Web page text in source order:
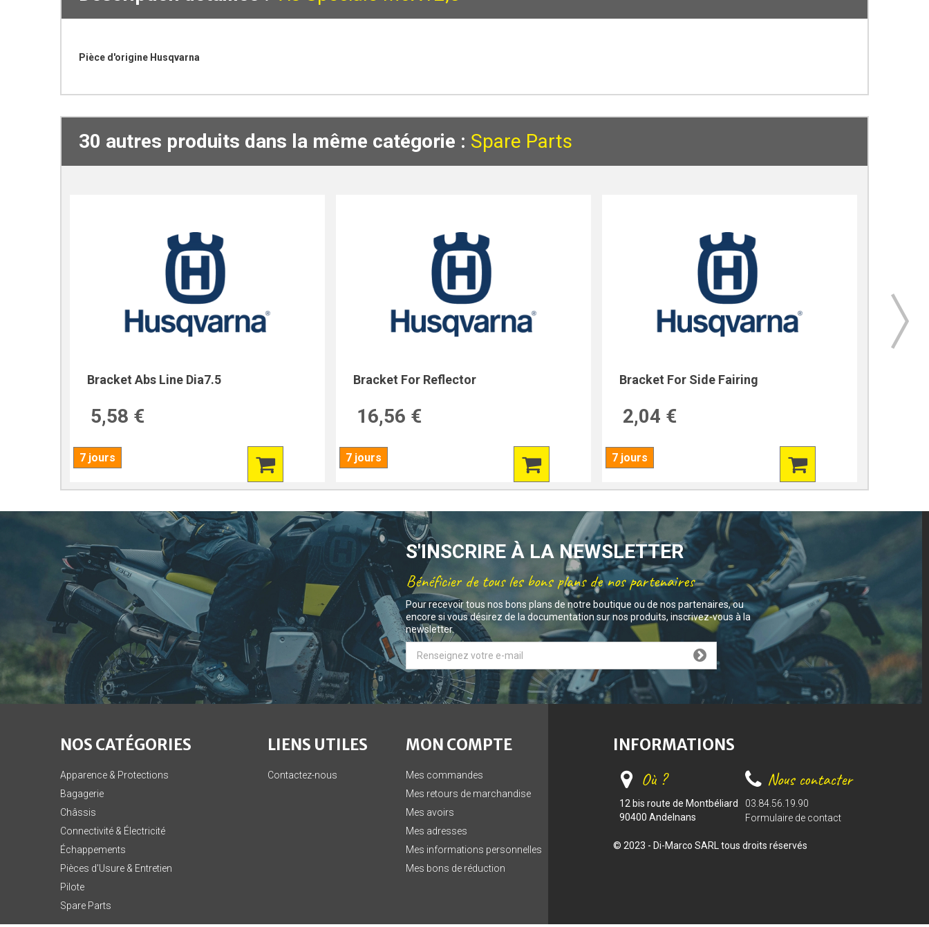
Pièce d'origine Husqvarna
30 autres produits dans la même catégorie : Spare Parts
Bracket Abs Line Dia7.5
5,58 €
7 jours
Bracket For Reflector
16,56 €
7 jours
Bracket For Side Fairing
2,04 €
7 jours
S'INSCRIRE À LA NEWSLETTER
Bénéficier de tous les bons plans de nos partenaires
Pour recevoir tous nos bons plans de notre boutique ou de nos partenaires, ou
encore si vous désirez de la documentation sur nos produits, inscrivez-vous à la
newsletter.
NOS CATÉGORIES
Apparence & Protections
Bagagerie
Châssis
Connectivité & Électricité
Échappements
Pièces d'Usure & Entretien
Pilote
Spare Parts
LIENS UTILES
Contactez-nous
MON COMPTE
Mes commandes
Mes retours de marchandise
Mes avoirs
Mes adresses
Mes informations personnelles
Mes bons de réduction
INFORMATIONS
Où ?
12 bis route de Montbéliard
90400 Andelnans
Nous contacter
03.84.56.19.90
Formulaire de contact
© 2023 - Di-Marco SARL tous droits réservés